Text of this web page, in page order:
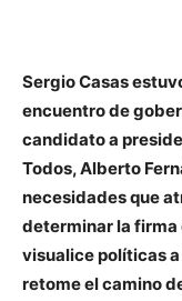
Sergio Casas
encuentro de
candidato a
Todos, Alberto
necesidades que
determinar la firma
visualice políticas
retome el camino